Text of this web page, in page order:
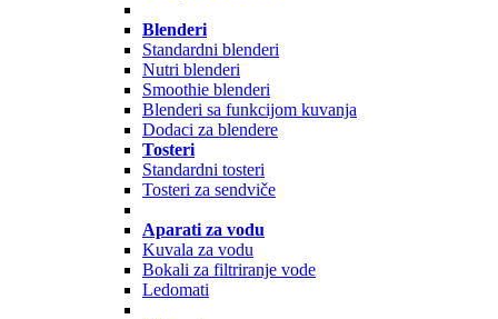
Blenderi
Standardni blenderi
Nutri blenderi
Smoothie blenderi
Blenderi sa funkcijom kuvanja
Dodaci za blendere
Tosteri
Standardni tosteri
Tosteri za sendviče
Aparati za vodu
Kuvala za vodu
Bokali za filtriranje vode
Ledomati